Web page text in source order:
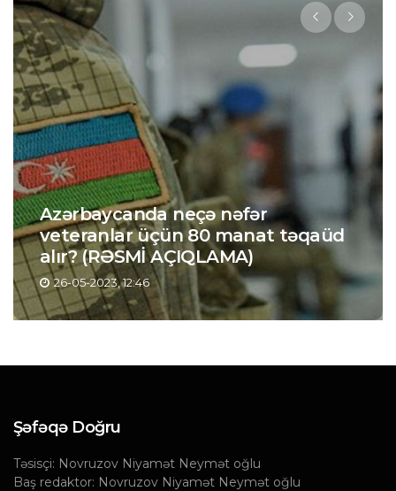
Azərbaycanda neçə nəfər
veteranlar üçün 80 manat təqaüd
alır? (RƏSMİ AÇIQLAMA)
26-05-2023, 12:46
Şəfəqə Doğru
Təsisçi: Novruzov Niyamət Neymət oğlu
Baş redaktor: Novruzov Niyamət Neymət oğlu